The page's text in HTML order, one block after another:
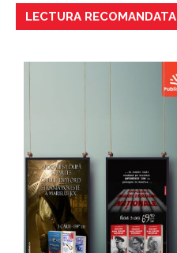
LECTURA RECOMANDATA